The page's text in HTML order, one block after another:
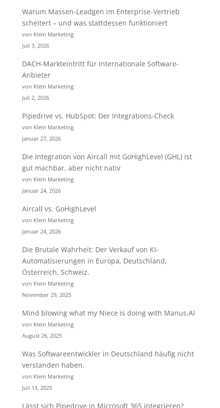
Warum Massen-Leadgen im Enterprise-Vertrieb
scheitert – und was stattdessen funktioniert
von Klein Marketing
Juli 3, 2026
DACH-Markteintritt für internationale Software-
Anbieter
von Klein Marketing
Juli 2, 2026
Pipedrive vs. HubSpot: Der Integrations-Check
von Klein Marketing
Januar 27, 2026
Die Integration von Aircall mit GoHighLevel (GHL) ist
gut machbar, aber nicht nativ
von Klein Marketing
Januar 24, 2026
Aircall vs. GoHighLevel
von Klein Marketing
Januar 24, 2026
Die Brutale Wahrheit: Der Verkauf von KI-
Automatisierungen in Europa, Deutschland,
Österreich, Schweiz.
von Klein Marketing
November 29, 2025
Mind blowing what my Niece is doing with Manus.AI
von Klein Marketing
August 26, 2025
Was Softwareentwickler in Deutschland häufig nicht
verstanden haben.
von Klein Marketing
Juli 13, 2025
Lässt sich Pipedrive in Microsoft 365 integrieren?